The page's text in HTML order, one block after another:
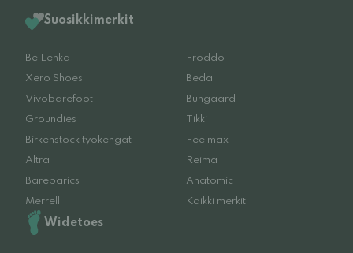
Suosikkimerkit
Be Lenka
Froddo
Xero Shoes
Beda
Vivobarefoot
Bungaard
Groundies
Tikki
Birkenstock työkengät
Feelmax
Altra
Reima
Barebarics
Anatomic
Merrell
Kaikki merkit
Widetoes